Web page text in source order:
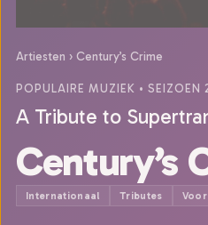
Artiesten › Century’s Crime
POPULAIRE MUZIEK • SEIZOEN
A Tribute to
Century’s
Internationaal Tributes